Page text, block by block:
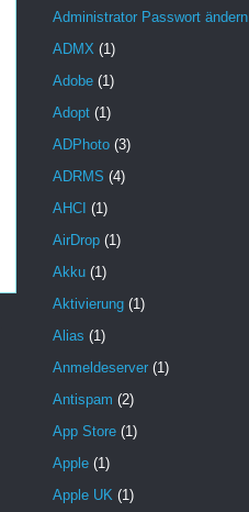
Administrator Passwort ändern
ADMX (1)
Adobe (1)
Adopt (1)
ADPhoto (3)
ADRMS (4)
AHCI (1)
AirDrop (1)
Akku (1)
Aktivierung (1)
Alias (1)
Anmeldeserver (1)
Antispam (2)
App Store (1)
Apple (1)
Apple UK (1)